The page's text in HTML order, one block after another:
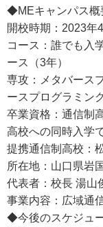
◆MEキャンパス概
開校時期：2023年
コース：誰でも入
ース（3年）
専攻：メタバース
ースプログラミン
卒業資格：通信制
高校への同時入学
提携通信制高校：
所在地：山口県岩
代表者：校長 湯山
事業内容：広域通
◆今後のスケジュ